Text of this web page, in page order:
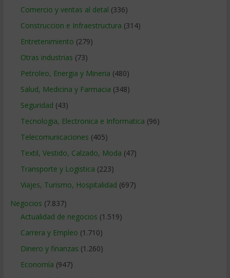
Comercio y ventas al detal (336)
Construccion e Infraestructura (314)
Entretenimiento (279)
Otras industrias (73)
Petroleo, Energia y Mineria (480)
Salud, Medicina y Farmacia (348)
Seguridad (43)
Tecnologia, Electronica e Informatica (96)
Telecomunicaciones (405)
Textil, Vestido, Calzado, Moda (47)
Transporte y Logistica (223)
Viajes, Turismo, Hospitalidad (697)
Negocios (7.837)
Actualidad de negocios (1.519)
Carrera y Empleo (1.710)
Dinero y finanzas (1.260)
Economía (947)